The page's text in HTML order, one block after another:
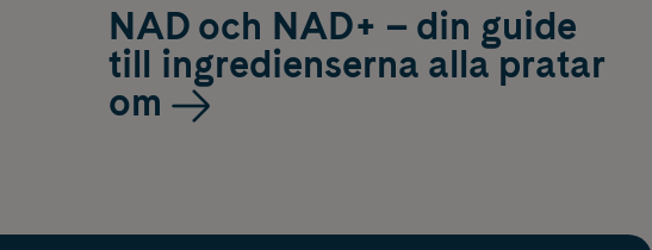
NAD och NAD+ – din guide
till ingredienserna alla pratar
om